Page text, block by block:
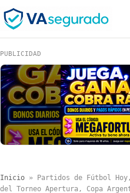
PUBLICIDAD
Inicio »
Partidos de Fútbol
del Torneo Apertura, Copa